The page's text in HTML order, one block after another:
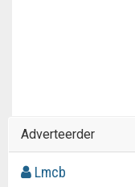
Adverteerder
Lmcb